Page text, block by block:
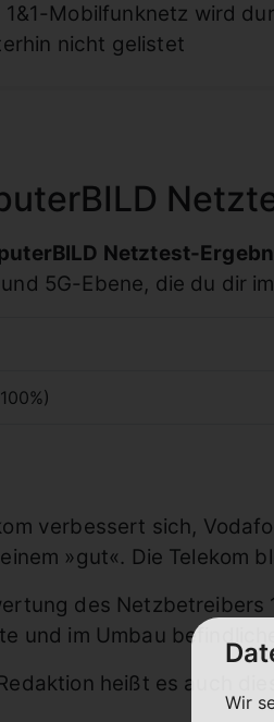
1&1-Mobilfunknetz wird
nicht gelistet
Netztest-
5G-Ebene, die du dir
verbessert sich,
»gut«. Die Telekom
des
und im Umbau
heißt es auch
Wir